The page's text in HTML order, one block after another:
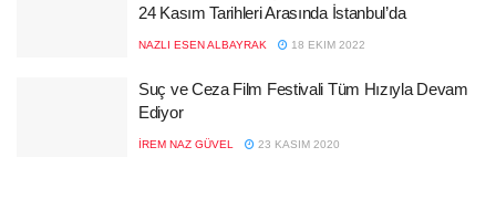
24 Kasım Tarihleri Arasında İstanbul’da
NAZLI ESEN ALBAYRAK 18 EKIM 2022
Suç ve Ceza Film Festivali Tüm Hızıyla Devam
Ediyor
İREM NAZ GÜVEL 23 KASIM 2020